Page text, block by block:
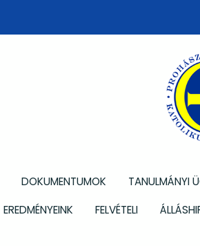
DOKUMENTUMOK TANULMÁNYI
EREDMÉNYEINK FELVÉTELI